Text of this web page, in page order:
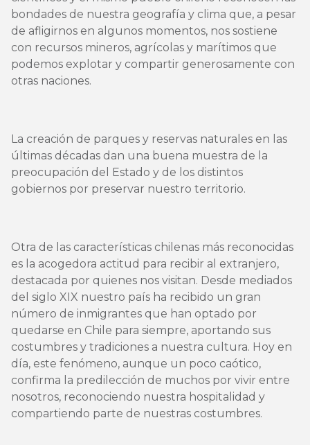
bondades de nuestra geografía y clima que, a pesar
de afligirnos en algunos momentos, nos sostiene
con recursos mineros, agrícolas y marítimos que
podemos explotar y compartir generosamente con
otras naciones.
La creación de parques y reservas naturales en las
últimas décadas dan una buena muestra de la
preocupación del Estado y de los distintos
gobiernos por preservar nuestro territorio.
Otra de las características chilenas más reconocidas
es la acogedora actitud para recibir al extranjero,
destacada por quienes nos visitan. Desde mediados
del siglo XIX nuestro país ha recibido un gran
número de inmigrantes que han optado por
quedarse en Chile para siempre, aportando sus
costumbres y tradiciones a nuestra cultura. Hoy en
día, este fenómeno, aunque un poco caótico,
confirma la predilección de muchos por vivir entre
nosotros, reconociendo nuestra hospitalidad y
compartiendo parte de nuestras costumbres.